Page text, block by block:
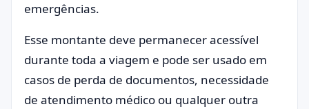
emergências.
Esse montante deve permanecer acessível
durante toda a viagem e pode ser usado em
casos de perda de documentos, necessidade
de atendimento médico ou qualquer outra